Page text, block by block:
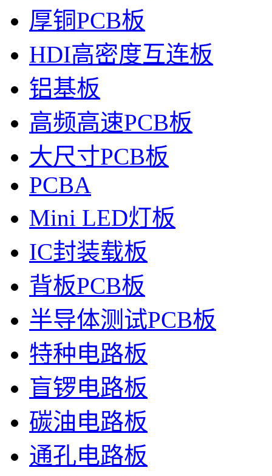
厚铜PCB板
HDI高密度互连板
铝基板
高频高速PCB板
大尺寸PCB板
PCBA
Mini LED灯板
IC封装载板
背板PCB板
半导体测试PCB板
特种电路板
盲锣电路板
碳油电路板
通孔电路板